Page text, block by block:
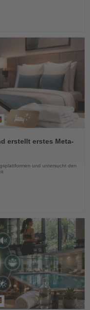
erstellt erstes Meta-
und untersucht den